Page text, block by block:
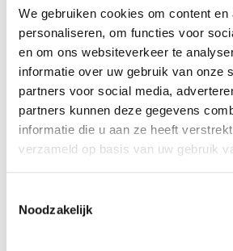
We gebruiken cookies om content en
personaliseren, om functies voor
en om ons websiteverkeer te
informatie over uw gebruik van onze
partners voor social media,
partners kunnen deze gegevens
informatie die u aan ze heeft
verzameld op basis van uw gebruik
Noodzakelijk
RECEPTEN EN TIPS
VAN ONZE GRILL MASTERS